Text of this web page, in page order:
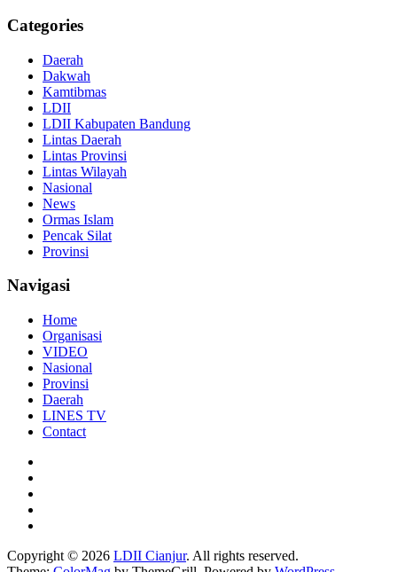
Categories
Daerah
Dakwah
Kamtibmas
LDII
LDII Kabupaten Bandung
Lintas Daerah
Lintas Provinsi
Lintas Wilayah
Nasional
News
Ormas Islam
Pencak Silat
Provinsi
Navigasi
Home
Organisasi
VIDEO
Nasional
Provinsi
Daerah
LINES TV
Contact
Copyright © 2026 LDII Cianjur. All rights reserved.